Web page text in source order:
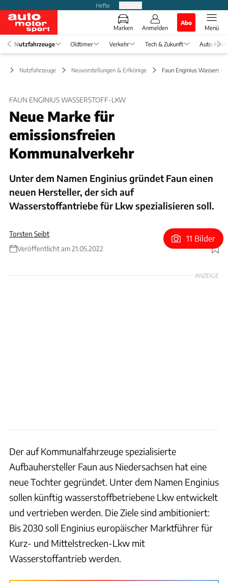
Hefte
Marken Anmelden
Abo
Menü
Nutzfahrzeuge Oldtimer Verkehr Tech & Zukunft Auto-
Nutzfahrzeuge Neuvorstellungen & Erlkönige Faun Enginius
FAUN ENGINIUS WASSERSTOFF-LKW
Neue Marke für
emissionsfreien
Kommunalverkehr
Unter dem Namen Enginius gründet Faun einen
neuen Hersteller, der sich auf
Wasserstoffantriebe für Lkw spezialisieren soll.
Torsten Seibt
Veröffentlicht am 21.05.2022
Foto: Enginius
11 Bilder
ANZEIGE
Der auf Kommunalfahrzeuge spezialisierte
Aufbauhersteller Faun aus Niedersachsen hat eine
neue Tochter gegründet. Unter dem Namen Enginius
sollen künftig wasserstoffbetriebene Lkw entwickelt
und vertrieben werden. Die Ziele sind ambitioniert:
Bis 2030 soll Enginius europäischer Marktführer für
Kurz- und Mittelstrecken-Lkw mit
Wasserstoffantrieb werden.